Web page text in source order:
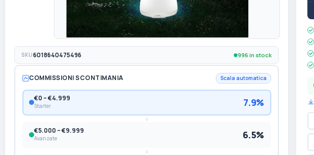
SKU6018640475496 996 in stock
COMMISSIONI SCONTIMANIA Scala automatica
€0 – €4.999
Starter 7.9%
€5.000 – €9.999
Avanzate 6.5%